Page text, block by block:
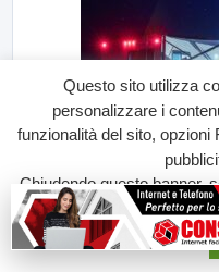
Questo sito utilizza
personalizzare i
funzionalità del sito, opzioni
Chiudendo questo banner,
su qualunque suo